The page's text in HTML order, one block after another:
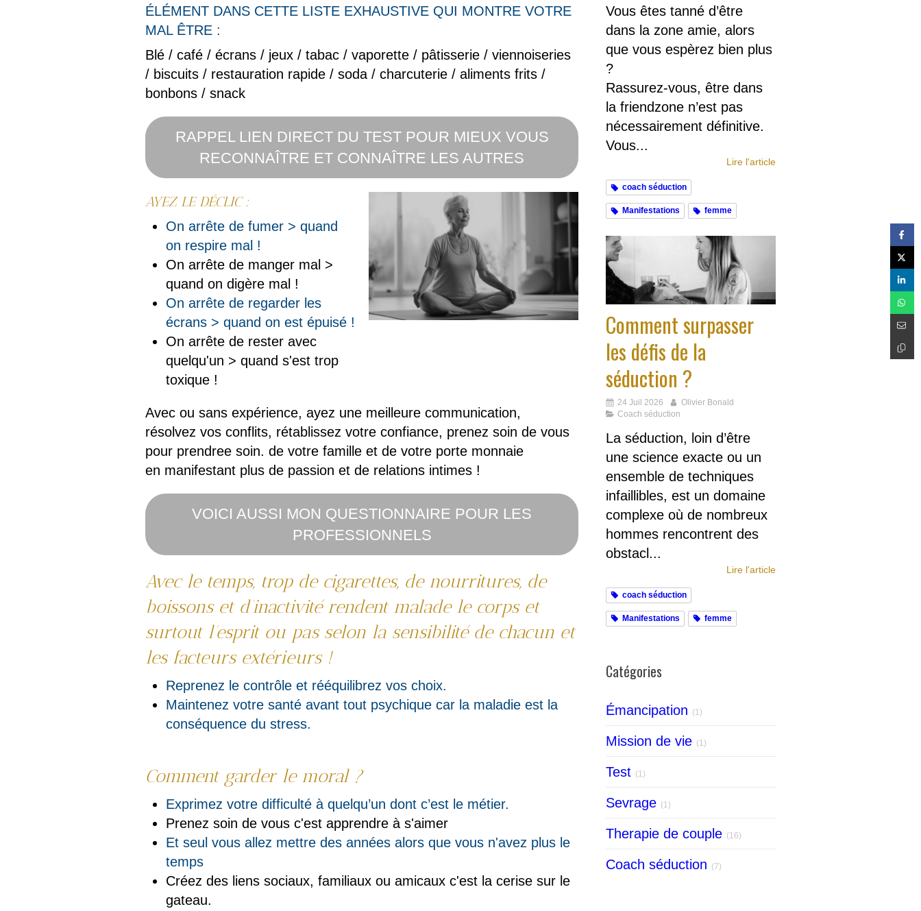
ÉLÉMENT DANS CETTE LISTE EXHAUSTIVE QUI MONTRE VOTRE
MAL ÊTRE :
Blé / café / écrans / jeux / tabac / vaporette / pâtisserie / viennoiseries
/ biscuits / restauration rapide / soda / charcuterie / aliments frits /
bonbons / snack
RAPPEL LIEN DIRECT DU TEST POUR MIEUX VOUS
RECONNAÎTRE ET CONNAÎTRE LES AUTRES
AYEZ LE DÉCLIC :
On arrête de fumer > quand
on respire mal !
On arrête de manger mal >
quand on digère mal !
On arrête de regarder les
écrans > quand on est épuisé !
On arrête de rester avec
quelqu'un > quand s'est trop
toxique !
Avec ou sans expérience, ayez une meilleure communication,
résolvez vos conflits, rétablissez votre confiance, prenez soin de vous
pour prendree soin. de votre famille et de votre porte monnaie
en manifestant plus de passion et de relations intimes !
VOICI AUSSI MON QUESTIONNAIRE POUR LES
PROFESSIONNELS
Avec le temps, trop de cigarettes, de nourritures, de
boissons et d’inactivité rendent malade le corps et
surtout l’esprit ou pas selon la sensibilité de chacun et
les facteurs extérieurs !
Reprenez le contrôle et rééquilibrez vos choix.
Maintenez votre santé avant tout psychique car la maladie est la
conséquence du stress.
Comment garder le moral ?
Exprimez votre difficulté à quelqu’un dont c’est le métier.
Prenez soin de vous c'est apprendre à s'aimer
Et seul vous allez mettre des années alors que vous n'avez plus le
temps
Créez des liens sociaux, familiaux ou amicaux c'est la cerise sur le
gateau.
Vous êtes tanné d’être
dans la zone amie, alors
que vous espèrez bien plus
?
Rassurez-vous, être dans
la friendzone n’est pas
nécessairement définitive.
Vous...
Lire l'article
coach séduction
Manifestations femme
Comment surpasser
les défis de la
séduction ?
24 Juil 2026
Olivier Bonald
Coach séduction
La séduction, loin d’être
une science exacte ou un
ensemble de techniques
infaillibles, est un domaine
complexe où de nombreux
hommes rencontrent des
obstacl...
Lire l'article
coach séduction
Manifestations femme
Catégories
Émancipation (1)
Mission de vie (1)
Test (1)
Sevrage (1)
Therapie de couple (16)
Coach séduction (7)